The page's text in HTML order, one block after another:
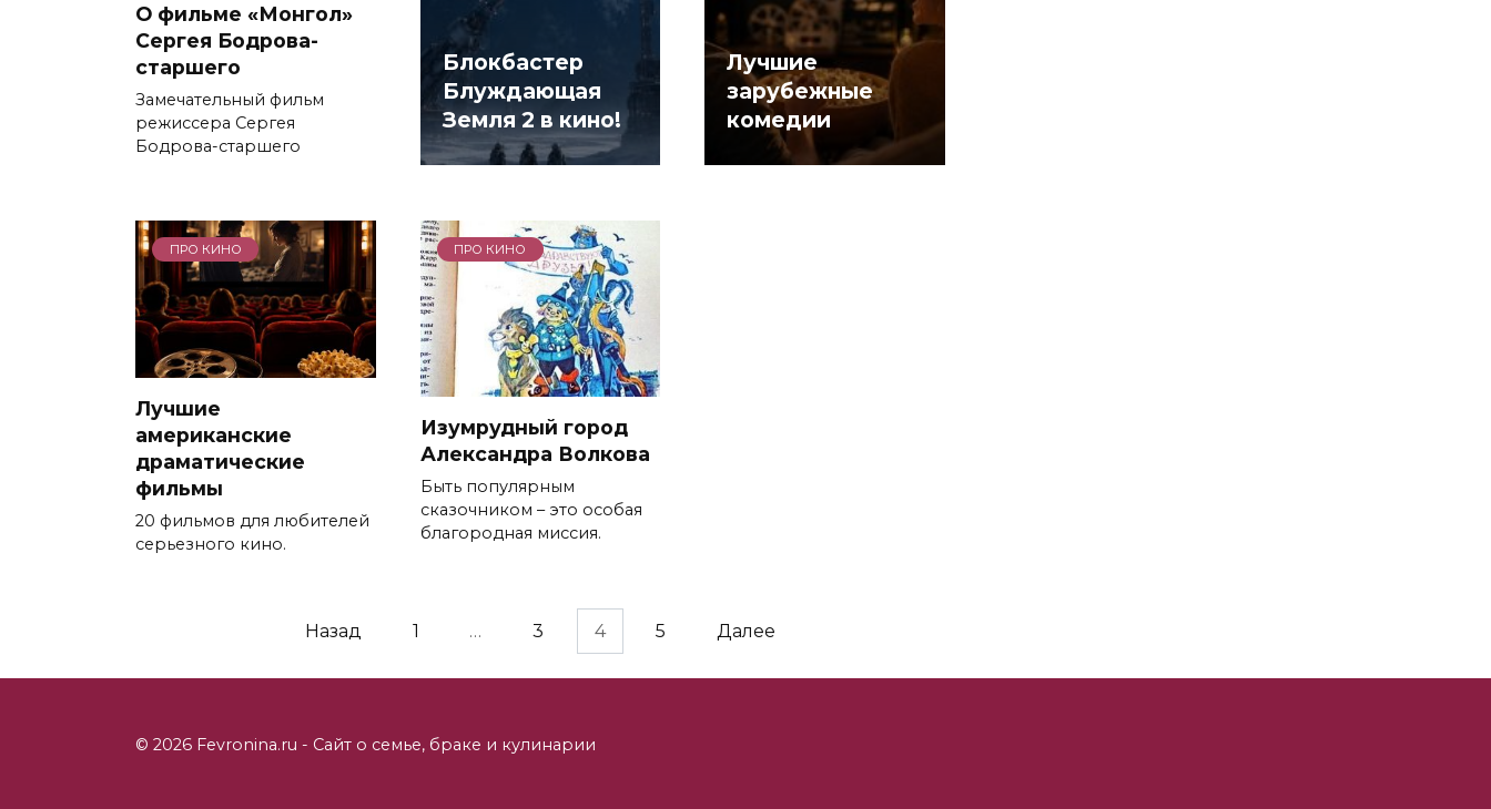
О фильме «Монгол»
Сергея Бодрова-
старшего
Замечательный фильм
режиссера Сергея
Бодрова-старшего
Блокбастер
Блуждающая
Земля 2 в кино!
Лучшие
зарубежные
комедии
ПРО КИНО
Лучшие
американские
драматические
фильмы
20 фильмов для любителей
серьезного кино.
ПРО КИНО
Изумрудный город
Александра Волкова
Быть популярным
сказочником – это особая
благородная миссия.
Назад 1 … 3 4 5 Далее
© 2026 Fevronina.ru - Сайт о семье, браке и кулинарии